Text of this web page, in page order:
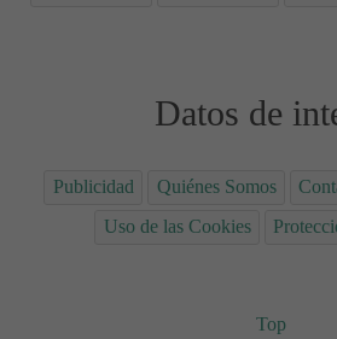
Datos de
Publicidad Quiénes Somos
Uso de las Cookies
Top